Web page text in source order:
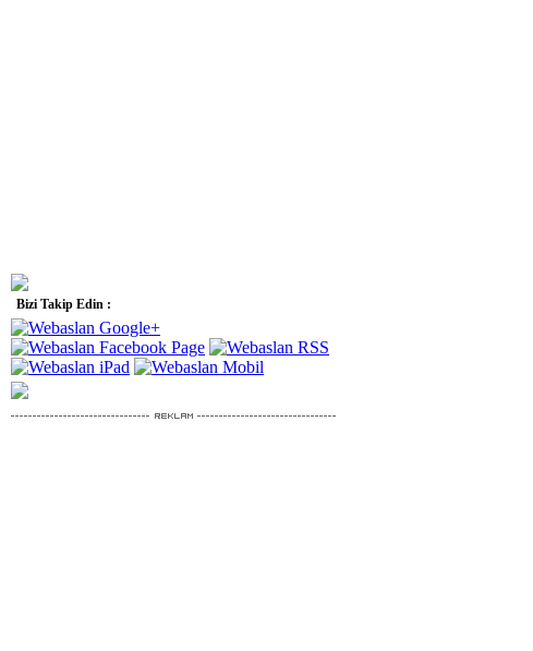
Bizi Takip Edin :